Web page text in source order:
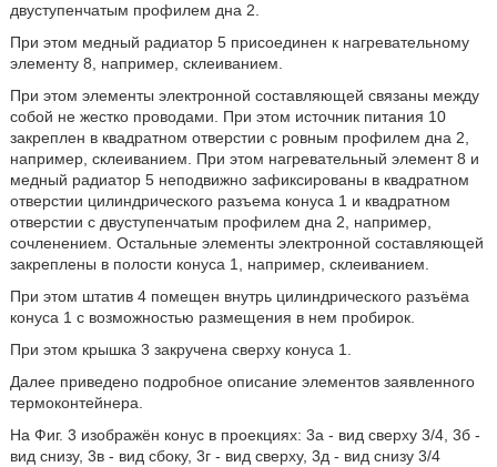
двуступенчатым профилем дна 2.
При этом медный радиатор 5 присоединен к нагревательному
элементу 8, например, склеиванием.
При этом элементы электронной составляющей связаны между
собой не жестко проводами. При этом источник питания 10
закреплен в квадратном отверстии с ровным профилем дна 2,
например, склеиванием. При этом нагревательный элемент 8 и
медный радиатор 5 неподвижно зафиксированы в квадратном
отверстии цилиндрического разъема конуса 1 и квадратном
отверстии с двуступенчатым профилем дна 2, например,
сочленением. Остальные элементы электронной составляющей
закреплены в полости конуса 1, например, склеиванием.
При этом штатив 4 помещен внутрь цилиндрического разъёма
конуса 1 с возможностью размещения в нем пробирок.
При этом крышка 3 закручена сверху конуса 1.
Далее приведено подробное описание элементов заявленного
термоконтейнера.
На Фиг. 3 изображён конус в проекциях: 3а - вид сверху 3/4, 3б -
вид снизу, 3в - вид сбоку, 3г - вид сверху, 3д - вид снизу 3/4